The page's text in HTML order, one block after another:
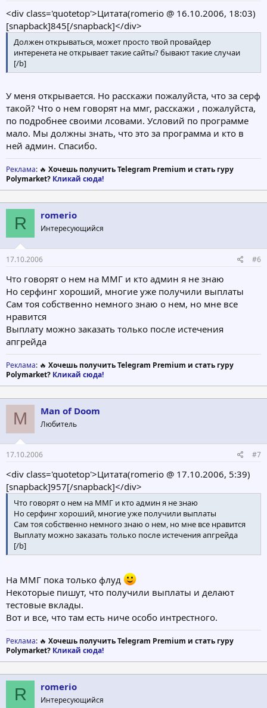
<div class='quotetop'>Цитата(romerio @ 16.10.2006, 18:03)
[snapback]845[/snapback]</div>
Должен открываться, может просто твой провайдер
интеренета не открывает такие сайты? бывают такие случаи
[/b]
У меня открывается. Но расскажи пожалуйста, что за серф
такой? Что о нем говорят на ммг, расскажи , пожалуйста,
по подробнее своими лсовами. Условий по программе
мало. Мы должны знать, что это за программа и кто в
ней админ. Спасибо.
Реклама: 🔥 Хочешь получить Telegram Premium и стать гуру
Polymarket? Кликай сюда!
R romerio
Интересующийся
17.10.2006 #6
Что говорят о нем на ММГ и кто админ я не знаю
Но серфинг хороший, многие уже получили выплаты
Сам тоя собственно немного знаю о нем, но мне все
нравится
Выплату можно заказать только после истечения
апгрейда
Реклама: 🔥 Хочешь получить Telegram Premium и стать гуру
Polymarket? Кликай сюда!
M Man of Doom
Любитель
17.10.2006 #7
<div class='quotetop'>Цитата(romerio @ 17.10.2006, 5:39)
[snapback]957[/snapback]</div>
Что говорят о нем на ММГ и кто админ я не знаю
Но серфинг хороший, многие уже получили выплаты
Сам тоя собственно немного знаю о нем, но мне все нравится
Выплату можно заказать только после истечения апгрейда
[/b]
На ММГ пока только флуд
Некоторые пишут, что получили выплаты и делают
тестовые вклады.
Вот и все, что там есть ниче особо интрестного.
Реклама: 🔥 Хочешь получить Telegram Premium и стать гуру
Polymarket? Кликай сюда!
R romerio
Интересующийся